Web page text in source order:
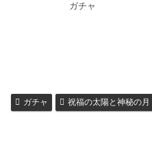
ガチャ
ガチャ 祝福の太陽と神秘の月